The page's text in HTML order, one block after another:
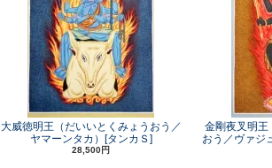
大威徳明王（だいいとくみょうおう／
ヤマーンタカ）[タンカＳ]
28,500円
金剛夜叉明王
おう／ヴァジ